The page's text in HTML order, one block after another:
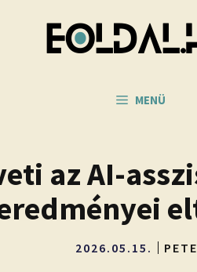
MENÜ
az AI-
2026.05.15.